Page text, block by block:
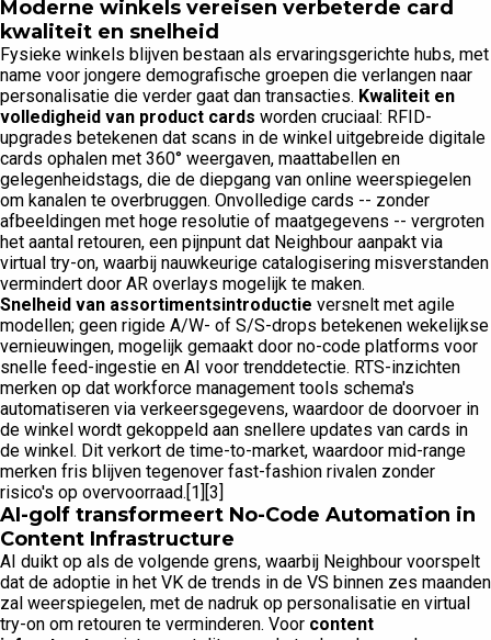
Moderne winkels vereisen verbeterde card
kwaliteit en snelheid
Fysieke winkels blijven bestaan als ervaringsgerichte hubs, met
name voor jongere demografische groepen die verlangen naar
personalisatie die verder gaat dan transacties. Kwaliteit en
volledigheid van product cards worden cruciaal: RFID-
upgrades betekenen dat scans in de winkel uitgebreide digitale
cards ophalen met 360° weergaven, maattabellen en
gelegenheidstags, die de diepgang van online weerspiegelen
om kanalen te overbruggen. Onvolledige cards -- zonder
afbeeldingen met hoge resolutie of maatgegevens -- vergroten
het aantal retouren, een pijnpunt dat Neighbour aanpakt via
virtual try-on, waarbij nauwkeurige catalogisering misverstanden
vermindert door AR overlays mogelijk te maken.
Snelheid van assortimentsintroductie versnelt met agile
modellen; geen rigide A/W- of S/S-drops betekenen wekelijkse
vernieuwingen, mogelijk gemaakt door no-code platforms voor
snelle feed-ingestie en AI voor trenddetectie. RTS-inzichten
merken op dat workforce management tools schema's
automatiseren via verkeersgegevens, waardoor de doorvoer in
de winkel wordt gekoppeld aan snellere updates van cards in
de winkel. Dit verkort de time-to-market, waardoor mid-range
merken fris blijven tegenover fast-fashion rivalen zonder
risico's op overvoorraad.[1][3]
AI-golf transformeert No-Code Automation in
Content Infrastructure
AI duikt op als de volgende grens, waarbij Neighbour voorspelt
dat de adoptie in het VK de trends in de VS binnen zes maanden
zal weerspiegelen, met de nadruk op personalisatie en virtual
try-on om retouren te verminderen. Voor content